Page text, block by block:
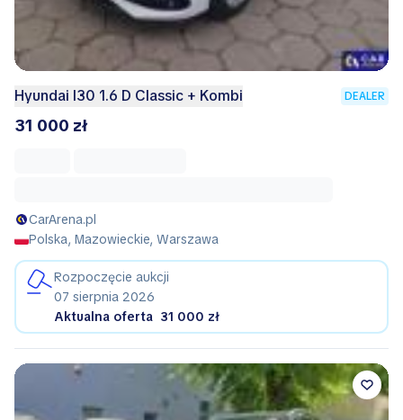
Hyundai I30 1.6 D Classic + Kombi DEALER
31 000 zł
CarArena.pl
Polska, Mazowieckie, Warszawa
Rozpoczęcie aukcji
07 sierpnia 2026
Aktualna oferta 31 000 zł